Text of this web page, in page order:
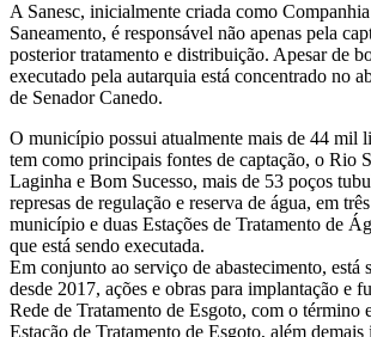
A Sanesc, inicialmente criada como
Saneamento, é responsável não apenas pela
posterior tratamento e distribuição. Apesar de
executado pela autarquia está concentrado no
de Senador Canedo.
O município possui atualmente mais de 44 mil
tem como principais fontes de captação, o Rio
Laginha e Bom Sucesso, mais de 53 poços
represas de regulação e reserva de água, em
município e duas Estações de Tratamento de
que está sendo executada.
Em conjunto ao serviço de abastecimento, está
desde 2017, ações e obras para implantação e
Rede de Tratamento de Esgoto, com o término
Estação de Tratamento de Esgoto, além